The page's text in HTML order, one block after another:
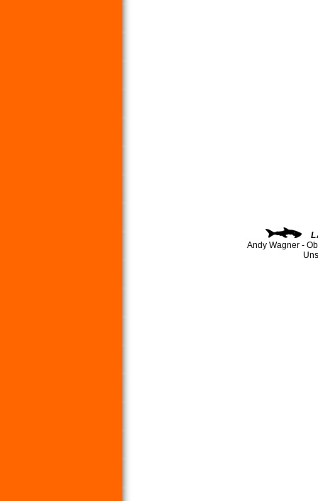
Andy Wagner -